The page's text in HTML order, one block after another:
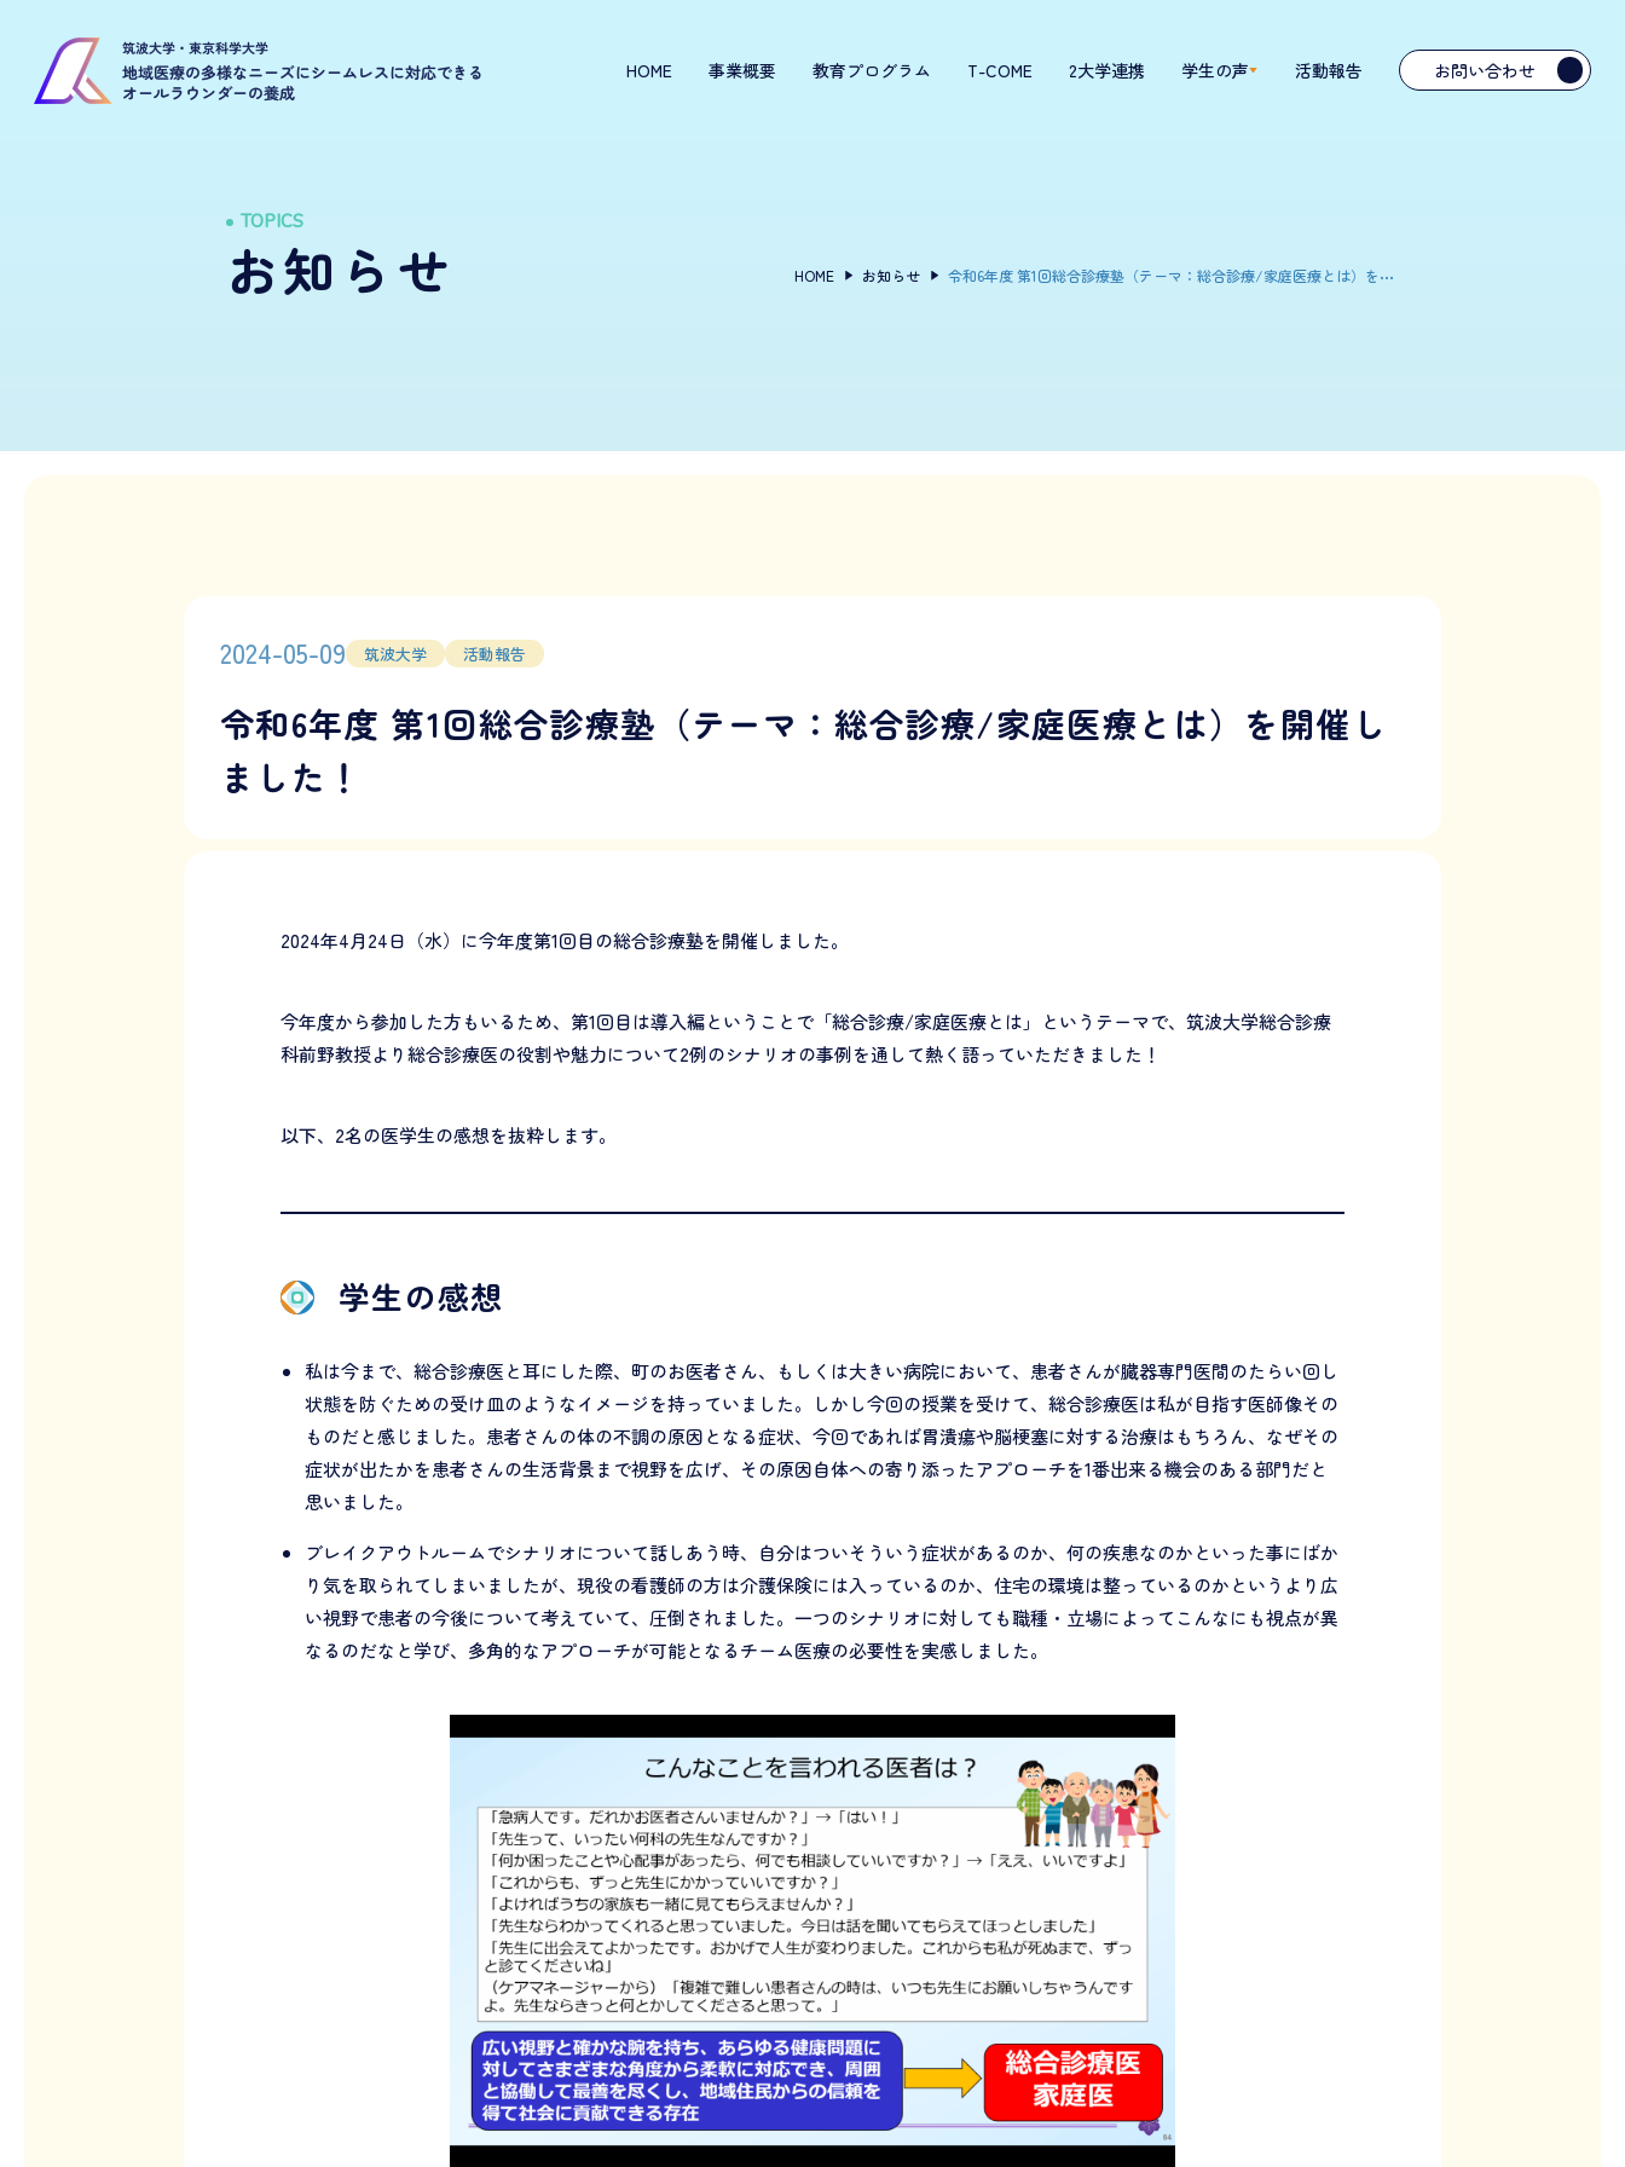
HOME 事業概要 教育プログラム T-COME 2大学連携 学生の声 活動報告 お問い合わせ
TOPICS
お知らせ HOME お知らせ 令和6年度 第1回総合診療塾（テーマ：総合診療/家庭医療とは）を開催しました！
2024-05-09 筑波大学 活動報告
令和6年度 第1回総合診療塾（テーマ：総合診療/家庭医療とは）を開催し
ました！
2024年4月24日（水）に今年度第1回目の総合診療塾を開催しました。
今年度から参加した方もいるため、第1回目は導入編ということで「総合診療/家庭医療とは」というテーマで、筑波大学総合診療
科前野教授より総合診療医の役割や魅力について2例のシナリオの事例を通して熱く語っていただきました！
以下、2名の医学生の感想を抜粋します。
学生の感想
私は今まで、総合診療医と耳にした際、町のお医者さん、もしくは大きい病院において、患者さんが臓器専門医間のたらい回し
状態を防ぐための受け皿のようなイメージを持っていました。しかし今回の授業を受けて、総合診療医は私が目指す医師像その
ものだと感じました。患者さんの体の不調の原因となる症状、今回であれば胃潰瘍や脳梗塞に対する治療はもちろん、なぜその
症状が出たかを患者さんの生活背景まで視野を広げ、その原因自体への寄り添ったアプローチを1番出来る機会のある部門だと
思いました。
ブレイクアウトルームでシナリオについて話しあう時、自分はついそういう症状があるのか、何の疾患なのかといった事にばか
り気を取られてしまいましたが、現役の看護師の方は介護保険には入っているのか、住宅の環境は整っているのかというより広
い視野で患者の今後について考えていて、圧倒されました。一つのシナリオに対しても職種・立場によってこんなにも視点が異
なるのだなと学び、多角的なアプローチが可能となるチーム医療の必要性を実感しました。